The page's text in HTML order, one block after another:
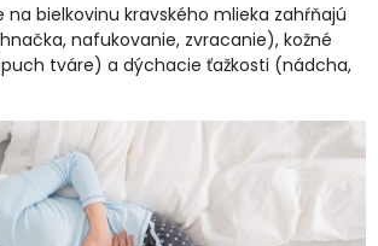
bielkovinu kravského mlieka zahŕňajú
nafukovanie, zvracanie), kožné
tváre) a dýchacie ťažkosti (nádcha,